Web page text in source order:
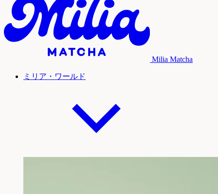
Milia Matcha
ミリア・ワールド